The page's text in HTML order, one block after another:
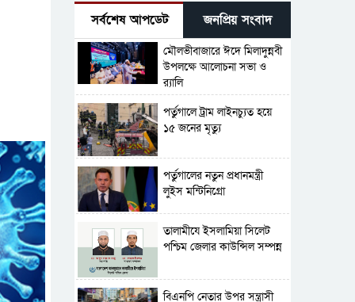
সর্বশেষ আপডেট জনপ্রিয় সংবাদ
মৌলভীবাজারে ঈদে মিলাদুন্নবী
উপলক্ষে আলোচনা সভা ও
র‍্যালি
পর্তুগালে ট্রাম লাইনচ্যুত হয়ে
১৫ জনের মৃত্যু
পর্তুগালের নতুন প্রধানমন্ত্রী
লুইস মন্টিনিগ্রো
‎তালামীযে ইসলামিয়া সিলেট
পশ্চিম জেলার কাউন্সিল সম্পন্ন
বিএনপি নেতার উপর সন্ত্রাসী